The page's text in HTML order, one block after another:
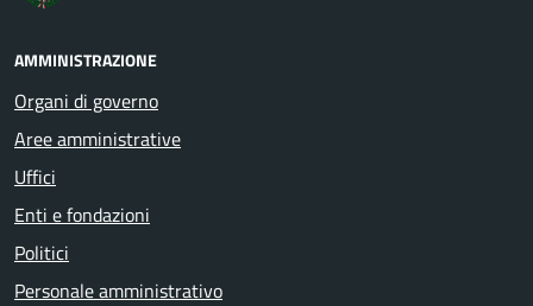
AMMINISTRAZIONE
Organi di governo
Aree amministrative
Uffici
Enti e fondazioni
Politici
Personale amministrativo